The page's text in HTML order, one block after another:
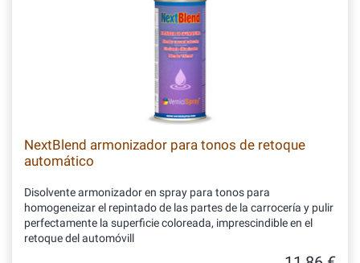
NextBlend armonizador para tonos de retoque
automático
Disolvente armonizador en spray para tonos para
homogeneizar el repintado de las partes de la carrocería y pulir
perfectamente la superficie coloreada, imprescindible en el
retoque del automóvill